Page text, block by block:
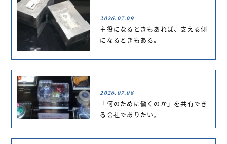
2026.07.09
主役になるときもあれば、支える側
になるときもある。
2026.07.08
「何のために働くのか」を共有でき
る会社でありたい。